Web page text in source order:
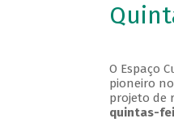
O Espaço
pioneiro
projeto de
quintas-